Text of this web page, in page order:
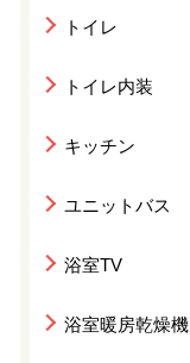
トイレ
トイレ内装
キッチン
ユニットバス
浴室TV
浴室暖房乾燥機